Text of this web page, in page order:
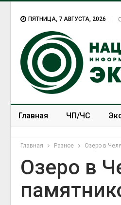
ПЯТНИЦА, 7 АВГУСТА, 2026
Главная ЧП/ЧС
Главная Разное Озеро в
Озеро в